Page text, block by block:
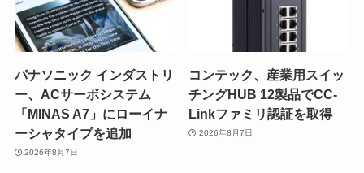
パナソニック インダストリ
ー、ACサーボシステム
「MINAS A7」にローイナ
ーシャタイプを追加
2026年8月7日
コンテック、産業用スイッ
チングHUB 12製品でCC-
Linkファミリ認証を取得
2026年8月7日